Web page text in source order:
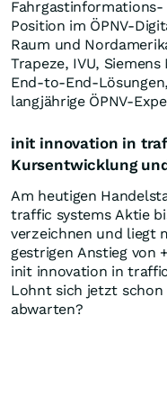
Position im ÖPNV-
Raum und
Trapeze, IVU,
End-to-End-
langjährige ÖPNV-
init innovation in
Kursentwicklung
Am heutigen
traffic systems Aktie
verzeichnen und liegt
gestrigen Anstieg von
init innovation in
Lohnt sich jetzt schon
abwarten?